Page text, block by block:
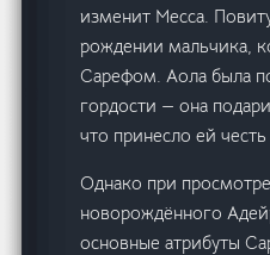
изменит Месса.
рождении мальчика,
Сарефом. Аола была
гордости — она
что принесло ей
Однако при
новорождённого
основные атрибуты